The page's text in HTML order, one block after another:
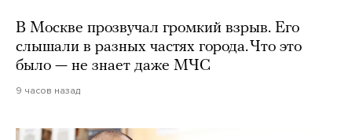
В Москве прозвучал громкий взрыв. Его
слышали в разных частях города. Что это
было — не знает даже МЧС
9 часов назад